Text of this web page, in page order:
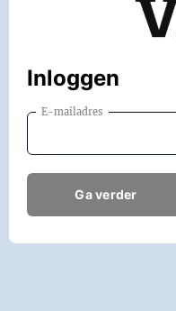
Inloggen
E-mailadres
Ga verder